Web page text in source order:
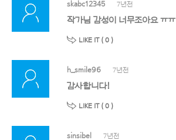
skabc12345 7년전
작가님 감성이 너무조아요 ㅠㅠ
LIKE IT ( 0 )
h_smile96 7년전
감사합니다!
LIKE IT ( 0 )
sinsibel 7년전